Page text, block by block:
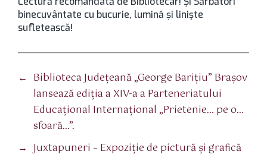
binecuvântate cu bucurie, lumină şi linişte
sufletească!
← Biblioteca Judeţeană „George Bariţiu” Braşov
lansează ediția a XIV-a a Parteneriatului
Educațional Internațional „Prietenie… pe o…
sfoară…”.
→ Juxtapuneri – Expoziție de pictură și grafică